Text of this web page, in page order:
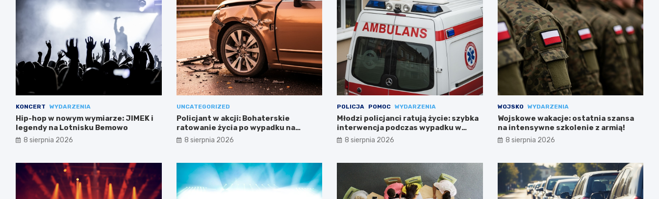
KONCERT WYDARZENIA
Hip-hop w nowym wymiarze: JIMEK i
legendy na Lotnisku Bemowo
8 sierpnia 2026
UNCATEGORIZED
Policjant w akcji: Bohaterskie
ratowanie życia po wypadku na
Mokotowie
8 sierpnia 2026
POLICJA POMOC WYDARZENIA
Młodzi policjanci ratują życie: szybka
interwencja podczas wypadku w
Warszawie
8 sierpnia 2026
WOJSKO WYDARZENIA
Wojskowe wakacje: ostatnia szansa
na intensywne szkolenie z armią!
8 sierpnia 2026